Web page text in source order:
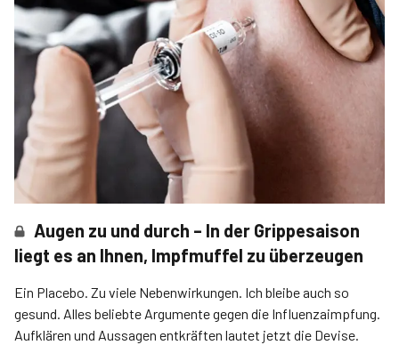
Augen zu und durch – In der Grippesaison
liegt es an Ihnen, Impfmuffel zu überzeugen
Ein Placebo. Zu viele Nebenwirkungen. Ich bleibe auch so
gesund. Alles beliebte Argumente gegen die Influenzaimpfung.
Aufklären und Aussagen entkräften lautet jetzt die Devise.